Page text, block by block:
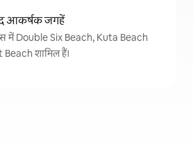
आकर्षक जगहें
में Double Six Beach, Kuta Beach
शामिल हैं।